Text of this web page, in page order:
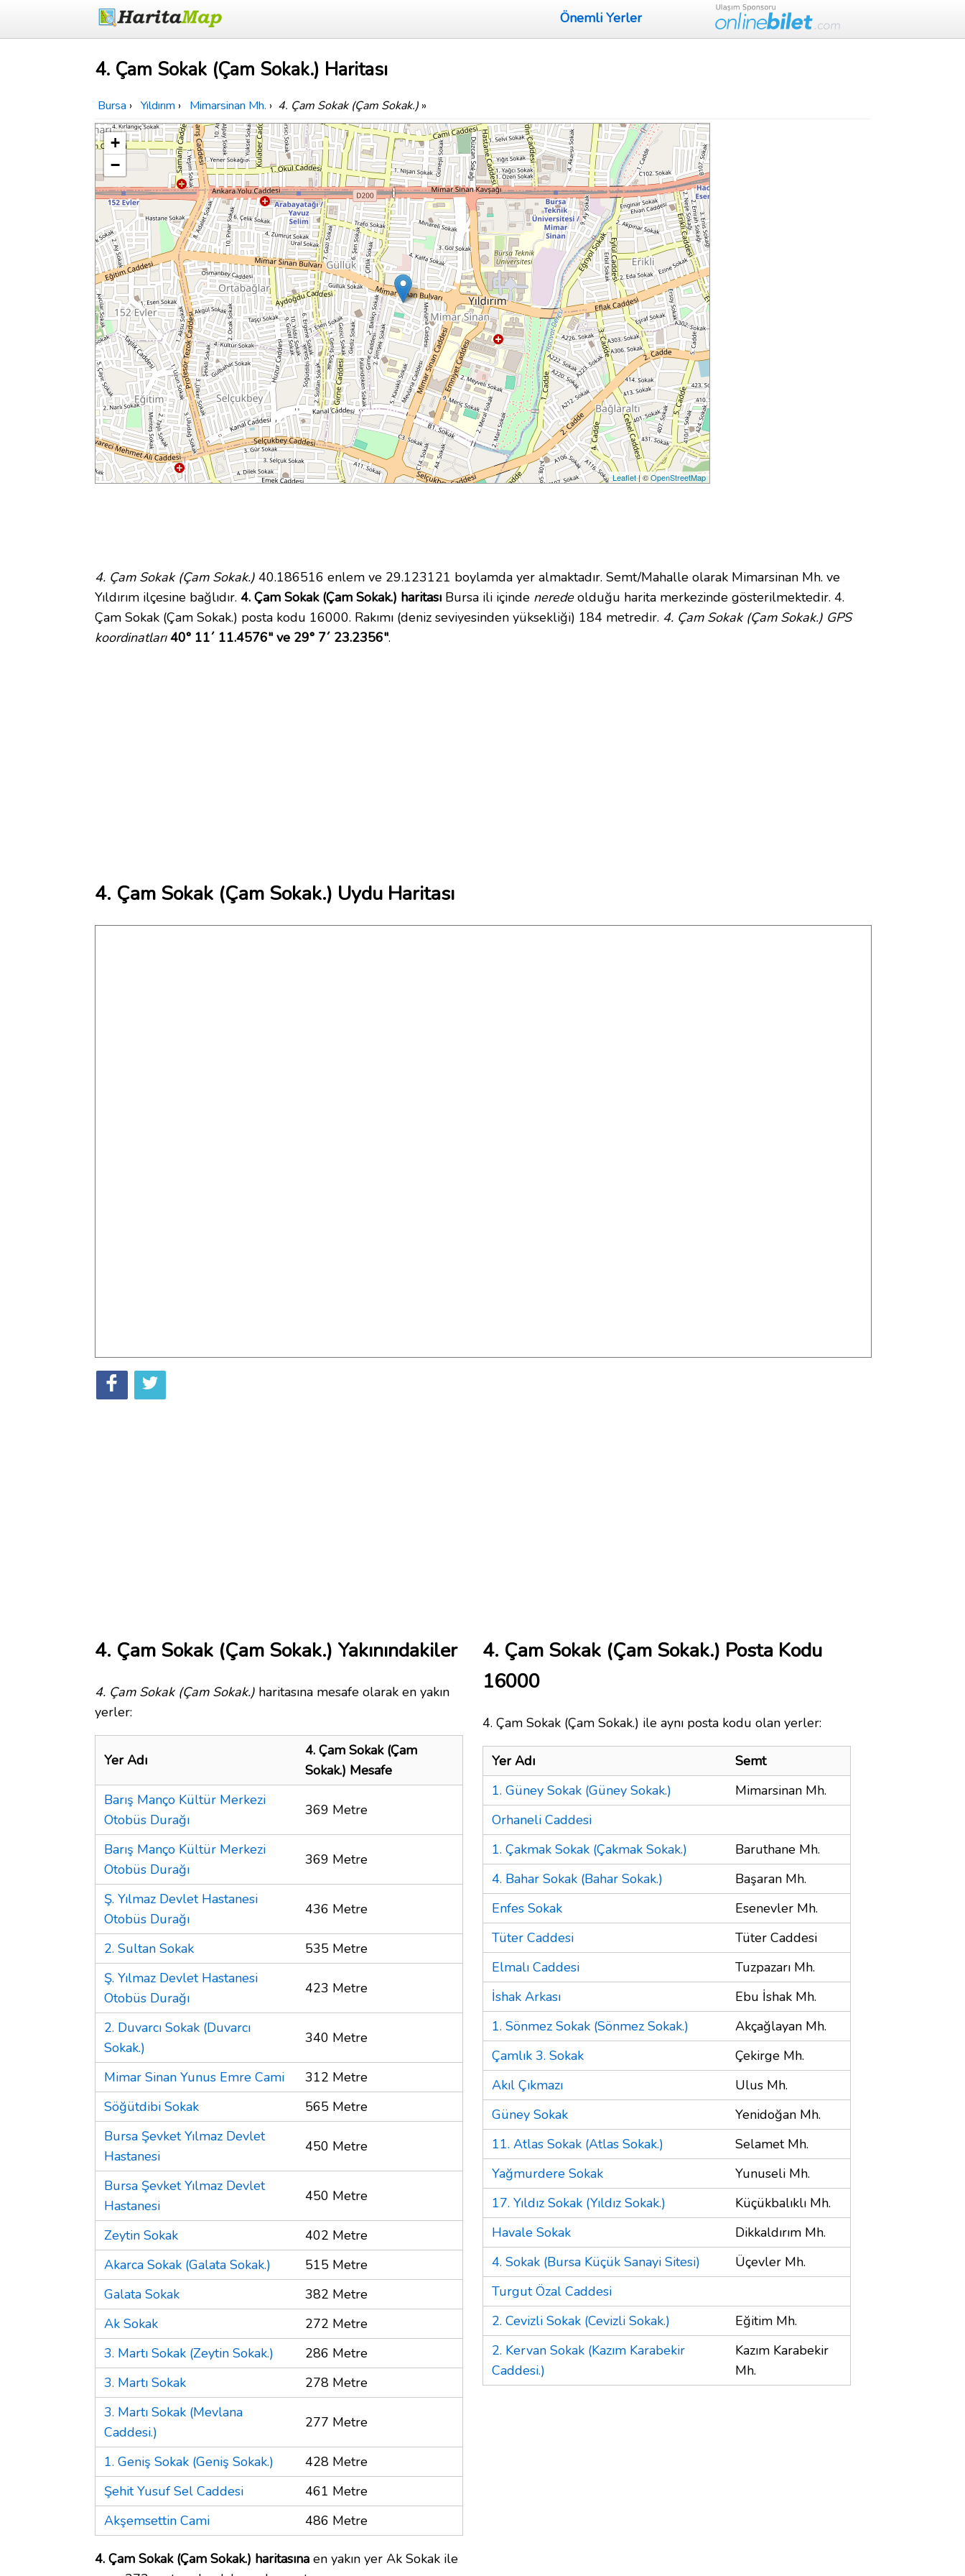
Önemli Yerler
4. Çam Sokak (Çam Sokak.) Haritası
Bursa › Yıldırım › Mimarsinan Mh. › 4. Çam Sokak (Çam Sokak.) »
+
−
Leaflet| ©OpenStreetMap
4. Çam Sokak (Çam Sokak.) 40.186516 enlem ve 29.123121 boylamda yer almaktadır. Semt/Mahalle olarak Mimarsinan Mh. ve
Yıldırım ilçesine bağlıdır. 4. Çam Sokak (Çam Sokak.) haritası Bursa ili içinde neredeolduğu harita merkezinde gösterilmektedir. 4.
Çam Sokak (Çam Sokak.) posta kodu 16000. Rakımı (deniz seviyesinden yüksekliği) 184 metredir. 4. Çam Sokak (Çam Sokak.) GPS
koordinatları 40° 11´ 11.4576" ve 29° 7´ 23.2356".
4. Çam Sokak (Çam Sokak.) Uydu Haritası
4. Çam Sokak (Çam Sokak.) Yakınındakiler
4. Çam Sokak (Çam Sokak.) haritasına mesafe olarak en yakın
yerler:
Yer Adı
4. Çam Sokak (Çam
Sokak.) Mesafe
Barış Manço Kültür Merkezi
Otobüs Durağı
369 Metre
Barış Manço Kültür Merkezi
Otobüs Durağı
369 Metre
Ş. Yılmaz Devlet Hastanesi
Otobüs Durağı
436 Metre
2. Sultan Sokak
535 Metre
Ş. Yılmaz Devlet Hastanesi
Otobüs Durağı
423 Metre
2. Duvarcı Sokak (Duvarcı
Sokak.)
340 Metre
Mimar Sinan Yunus Emre Cami
312 Metre
Söğütdibi Sokak
565 Metre
Bursa Şevket Yılmaz Devlet
Hastanesi
450 Metre
Bursa Şevket Yılmaz Devlet
Hastanesi
450 Metre
Zeytin Sokak
402 Metre
Akarca Sokak (Galata Sokak.)
515 Metre
Galata Sokak
382 Metre
Ak Sokak
272 Metre
3. Martı Sokak (Zeytin Sokak.)
286 Metre
3. Martı Sokak
278 Metre
3. Martı Sokak (Mevlana
Caddesi.)
277 Metre
1. Geniş Sokak (Geniş Sokak.)
428 Metre
Şehit Yusuf Sel Caddesi
461 Metre
Akşemsettin Cami
486 Metre
4. Çam Sokak (Çam Sokak.) haritasına en yakın yer Ak Sokak ile
4. Çam Sokak (Çam Sokak.) Posta Kodu
16000
4. Çam Sokak (Çam Sokak.) ile aynı posta kodu olan yerler:
Yer Adı
Semt
1. Güney Sokak (Güney Sokak.)
Mimarsinan Mh.
Orhaneli Caddesi
1. Çakmak Sokak (Çakmak Sokak.)
Baruthane Mh.
4. Bahar Sokak (Bahar Sokak.)
Başaran Mh.
Enfes Sokak
Esenevler Mh.
Tüter Caddesi
Tüter Caddesi
Elmalı Caddesi
Tuzpazarı Mh.
İshak Arkası
Ebu İshak Mh.
1. Sönmez Sokak (Sönmez Sokak.)
Akçağlayan Mh.
Çamlık 3. Sokak
Çekirge Mh.
Akıl Çıkmazı
Ulus Mh.
Güney Sokak
Yenidoğan Mh.
11. Atlas Sokak (Atlas Sokak.)
Selamet Mh.
Yağmurdere Sokak
Yunuseli Mh.
17. Yıldız Sokak (Yıldız Sokak.)
Küçükbalıklı Mh.
Havale Sokak
Dikkaldırım Mh.
4. Sokak (Bursa Küçük Sanayi Sitesi)
Üçevler Mh.
Turgut Özal Caddesi
2. Cevizli Sokak (Cevizli Sokak.)
Eğitim Mh.
2. Kervan Sokak (Kazım Karabekir
Caddesi.)
Kazım Karabekir
Mh.